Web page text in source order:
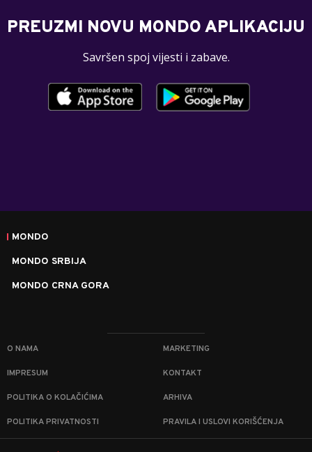
PREUZMI NOVU MONDO APLIKACIJU
Savršen spoj vijesti i zabave.
MONDO
MONDO SRBIJA
MONDO CRNA GORA
O NAMA MARKETING
IMPRESUM KONTAKT
POLITIKA O KOLAČIĆIMA ARHIVA
POLITIKA PRIVATNOSTI PRAVILA I USLOVI KORIŠĆENJA